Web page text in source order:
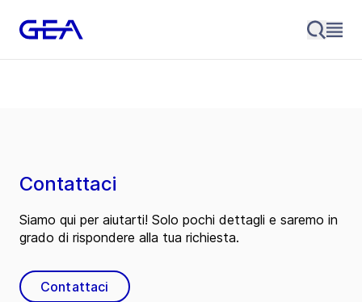
Contattaci
Siamo qui per aiutarti! Solo pochi dettagli e saremo in
grado di rispondere alla tua richiesta.
Contattaci